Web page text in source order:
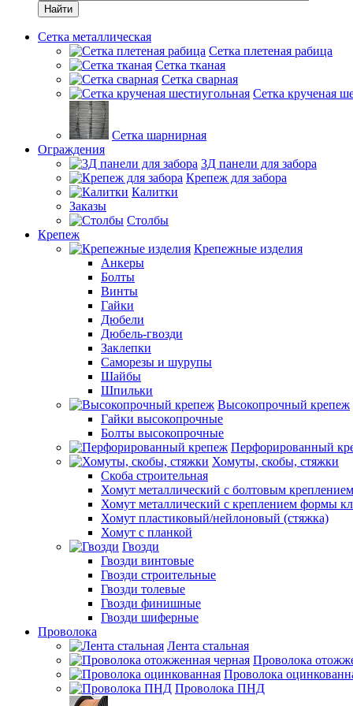
Найти
Сетка металлическая
Сетка плетеная рабица
Сетка тканая
Сетка сварная
Сетка крученая
Сетка шарнирная
Ограждения
3Д панели для забора
Крепеж для забора
Калитки
Заказы
Столбы
Крепеж
Крепежные изделия
Анкеры
Болты
Винты
Гайки
Дюбели
Дюбель-гвозди
Заклепки
Саморезы и шурупы
Шайбы
Шпильки
Высокопрочный крепеж
Гайки высокопрочные
Болты высокопрочные
Перфорированный
Хомуты, скобы, стяжки
Скоба строительная
Хомут металлический с болтовым креплением
Хомут металлический с креплением формы
Хомут пластиковый/нейлоновый (стяжка)
Хомут с планкой
Гвозди
Гвозди винтовые
Гвозди строительные
Гвозди толевые
Гвозди финишные
Гвозди шиферные
Проволока
Лента стальная
Проволока
Проволока
Проволока ПНД